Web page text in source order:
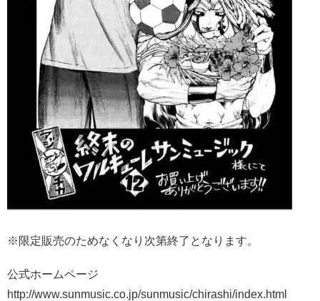
※限定販売のためなくなり次第終了となります。
公式ホームページ
http://www.sunmusic.co.jp/sunmusic/chirashi/index.html